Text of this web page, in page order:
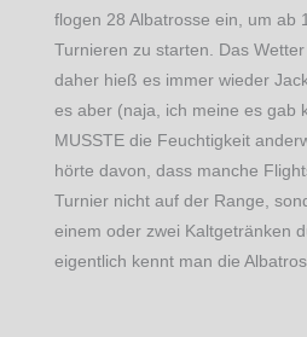
flogen 28 Albatrosse ein, um ab
Turnieren zu starten. Das
daher hieß es immer wieder
es aber (naja, ich meine es gab
MUSSTE die Feuchtigkeit
hörte davon, dass manche
Turnier nicht auf der Range,
einem oder zwei Kaltgetränken
eigentlich kennt man die